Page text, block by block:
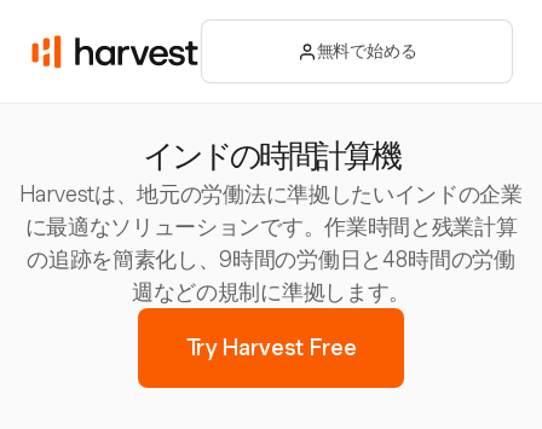
無料で始める
インドの時間計算機
Harvestは、地元の労働法に準拠したいインドの企業
に最適なソリューションです。作業時間と残業計算
の追跡を簡素化し、9時間の労働日と48時間の労働
週などの規制に準拠します。
Try Harvest Free